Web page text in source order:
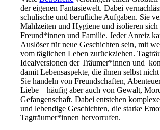
der eigenen Fantasiewelt. Dabei
schulische und berufliche Aufgaben. Sie
Mahlzeiten und Hygiene und isolieren sich
Freund*innen und Familie. Jeder Anreiz
Auslöser für neue Geschichten sein, mit
vom täglichen Leben zurückziehen.
Idealversionen der Träumer*innen und
damit Lebensaspekte, die ihnen selbst
Sie handeln von Freundschaften,
Liebe – häufig aber auch von Gewalt,
Gefangenschaft. Dabei entstehen
und lebendige Geschichten, die starke
Tagträumer*innen hervorrufen.